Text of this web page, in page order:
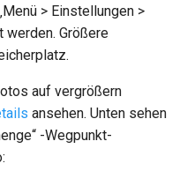
> Einstellungen >
werden. Größere
auf vergrößern
ansehen. Unten sehen
-Wegpunkt-